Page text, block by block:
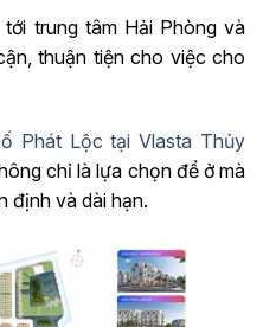
trung tâm Hải Phòng và
thuận tiện cho việc cho
Phát Lộc tại Vlasta Thủy
chỉ là lựa chọn để ở mà
định và dài hạn.